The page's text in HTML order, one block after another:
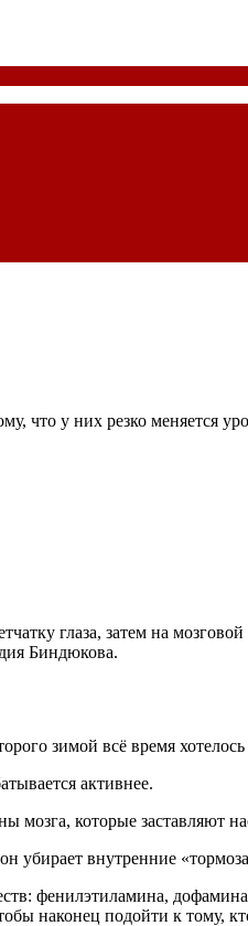
у них резко меняется
глаза, затем на
Биндюкова.
зимой всё время хотелось
активнее.
которые заставляют нас
убирает внутренние
фенилэтиламина,
наконец подойти к тому,